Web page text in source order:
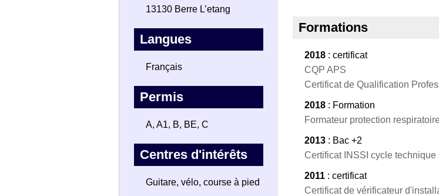
13130 Berre L’etang
Langues
Français
Permis
A, A1, B, BE, C
Centres d'intérêts
Guitare, vélo, course à pied
Formations
2018 : certificat
CQP APS
Certificat de Qualification
2018 : Formation
Formateur protection
2013 : Bac +2
Certificat INSSI cycle
2011 : certificat
Certificat de vérificateur